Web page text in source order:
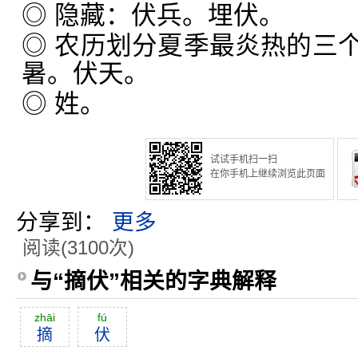
◎ 隐藏：伏兵。埋伏。
◎ 农历划分夏季最炎热的三
暑。伏天。
◎ 姓。
试试手机扫一扫
在你手机上继续浏览此页面
分享到： 更多
阅读(3100次)
与“摘伏”相关的字典解释
zhāi
摘
fú
伏